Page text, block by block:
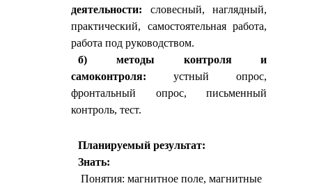
деятельности: словесный, наглядный,
практический, самостоятельная работа,
работа под руководством.
б) методы контроля и
самоконтроля:устный опрос,
фронтальный опрос, письменный
контроль, тест.
Планируемый результат:
Знать:
Понятия: магнитное поле, магнитные